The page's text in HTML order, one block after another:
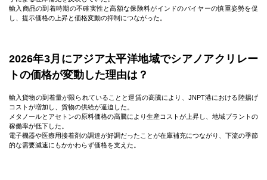
輸入商品の到着時期の不確実性と高額な保険料がインドのバイヤーの慎重姿勢を促
し、提示価格の上昇と価格変動の抑制につながった。
2026年3月にアジア太平洋地域でシアノアクリレー
トの価格が変動した理由は？
輸入貨物の到着量が限られていることと運賃の高騰により、JNPT港における陸揚げ
コストが増加し、貨物の供給が逼迫した。
メタノールとアセトンの原料価格の高騰により生産コストが上昇し、地域プラントの
稼働率が低下した。
電子機器や医療用接着剤の調達が好調だったことが在庫補充につながり、下流の季節
的な需要減速にもかかわらず価格を支えた。